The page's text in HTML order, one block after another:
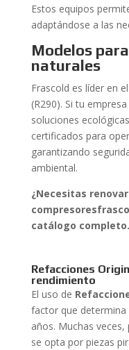
Estos equipos
adaptándose a las
Modelos
naturales
Frascold es líder en
(R290). Si tu
soluciones
certificados para
garantizando
ambiental.
¿Necesitas
catálogo completo.
Refacciones
rendimiento
El uso de
factor que
años. Muchas
se opta por piezas